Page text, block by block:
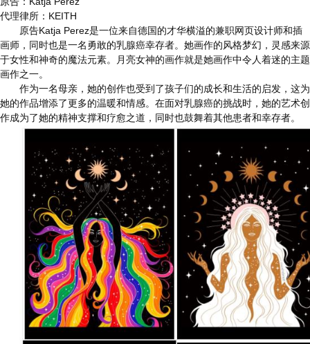
代理律所 ： KEITH
原告Katja Perez是一位来自德国的才华横溢的兼职网页设计师和插
画师，同时也是一名勇敢的乳腺癌幸存者。她画作的风格梦幻，灵感来源
于女性和神奇的魔法元素。月亮女神的画作就是她画作中令人着迷的主题
画作之一。
作为一名母亲，她的创作也受到了孩子们的成长和生活的启发，这为
她的作品增添了更多的温暖和情感。在面对乳腺癌的挑战时，她的艺术创
作成为了她的精神支撑和疗愈之道，同时也鼓舞着其他患者和幸存者。